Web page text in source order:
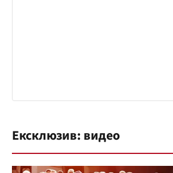
Ексклюзив: видео